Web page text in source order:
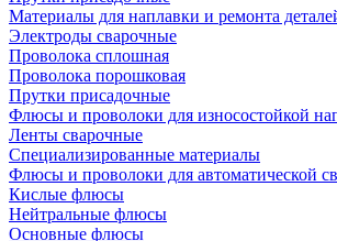
Материалы для наплавки и ремонта
Электроды сварочные
Проволока сплошная
Проволока порошковая
Прутки присадочные
Флюсы и проволоки для износостойкой
Ленты сварочные
Специализированные материалы
Флюсы и проволоки для автоматической
Кислые флюсы
Нейтральные флюсы
Основные флюсы